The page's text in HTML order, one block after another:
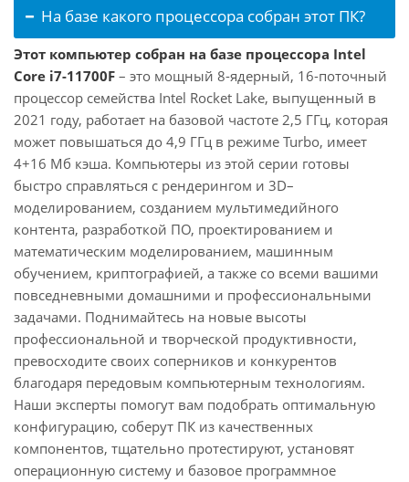
На базе какого процессора собран этот ПК?
Этот компьютер собран на базе процессора Intel
Core i7-11700F – это мощный 8-ядерный, 16-поточный
процессор семейства Intel Rocket Lake, выпущенный в
2021 году, работает на базовой частоте 2,5 ГГц, которая
может повышаться до 4,9 ГГц в режиме Turbo, имеет
4+16 Мб кэша. Компьютеры из этой серии готовы
быстро справляться с рендерингом и 3D–
моделированием, созданием мультимедийного
контента, разработкой ПО, проектированием и
математическим моделированием, машинным
обучением, криптографией, а также со всеми вашими
повседневными домашними и профессиональными
задачами. Поднимайтесь на новые высоты
профессиональной и творческой продуктивности,
превосходите своих соперников и конкурентов
благодаря передовым компьютерным технологиям.
Наши эксперты помогут вам подобрать оптимальную
конфигурацию, соберут ПК из качественных
компонентов, тщательно протестируют, установят
операционную систему и базовое программное